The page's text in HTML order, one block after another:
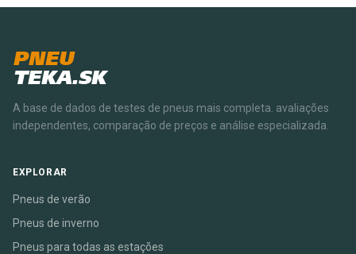
PNEU
TEKA.SK
A base de dados de testes de pneus mais completa. avaliações
independentes, comparação de preços e análise especializada.
EXPLORAR
Pneus de verão
Pneus de inverno
Pneus para todas as estações